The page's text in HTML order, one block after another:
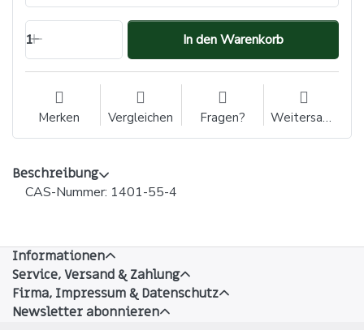
1 In den Warenkorb
Merken Vergleichen Fragen? Weitersagen
Beschreibung
CAS-Nummer: 1401-55-4
Informationen
Service, Versand & Zahlung
Firma, Impressum & Datenschutz
Newsletter abonnieren